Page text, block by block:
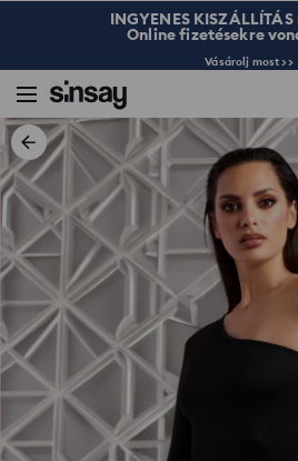
INGYENES
Online fizetésekre
Vásárolj most >>